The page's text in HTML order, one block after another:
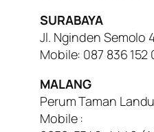
SURABAYA
Jl. Nginden Semolo
Mobile: 087 836
MALANG
Perum Taman
Mobile :